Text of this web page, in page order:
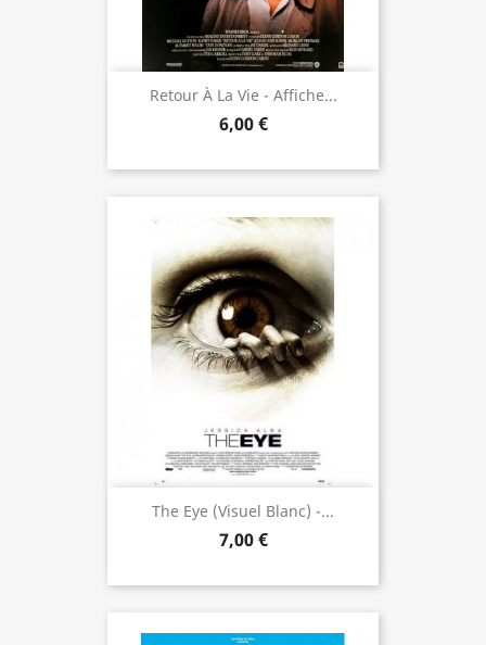
Retour À La Vie - Affiche...
6,00 €
The Eye (visuel Blanc) -...
7,00 €